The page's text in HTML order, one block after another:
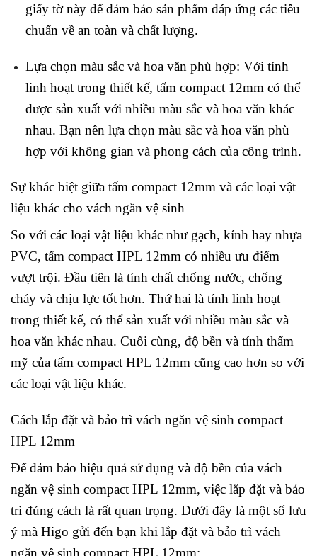
giấy tờ này để đảm bảo sản phẩm đáp ứng các tiêu
chuẩn về an toàn và chất lượng.
Lựa chọn màu sắc và hoa văn phù hợp: Với tính
linh hoạt trong thiết kế, tấm compact 12mm có thể
được sản xuất với nhiều màu sắc và hoa văn khác
nhau. Bạn nên lựa chọn màu sắc và hoa văn phù
hợp với không gian và phong cách của công trình.
Sự khác biệt giữa tấm compact 12mm và các loại vật
liệu khác cho vách ngăn vệ sinh
So với các loại vật liệu khác như gạch, kính hay nhựa
PVC, tấm compact HPL 12mm có nhiều ưu điểm
vượt trội. Đầu tiên là tính chất chống nước, chống
cháy và chịu lực tốt hơn. Thứ hai là tính linh hoạt
trong thiết kế, có thể sản xuất với nhiều màu sắc và
hoa văn khác nhau. Cuối cùng, độ bền và tính thẩm
mỹ của tấm compact HPL 12mm cũng cao hơn so với
các loại vật liệu khác.
Cách lắp đặt và bảo trì vách ngăn vệ sinh compact
HPL 12mm
Để đảm bảo hiệu quả sử dụng và độ bền của vách
ngăn vệ sinh compact HPL 12mm, việc lắp đặt và bảo
trì đúng cách là rất quan trọng. Dưới đây là một số lưu
ý mà Higo gửi đến bạn khi lắp đặt và bảo trì vách
ngăn vệ sinh compact HPL 12mm: